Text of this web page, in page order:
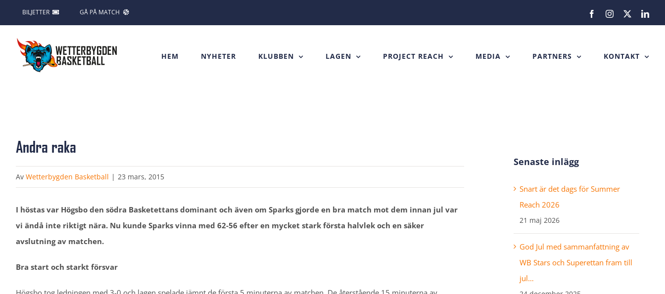
Fortsätt
till
innehållet
BILJETTER GÅ PÅ MATCH FacebookInstagram
HEM NYHETER KLUBBEN LAGEN PROJECT REACH MEDIA PARTNERS KONTAKT
Andra raka
Av Wetterbygden Basketball | 23 mars, 2015
I höstas var Högsbo den södra Basketettans dominant och även om Sparks gjorde en bra match mot dem innan jul var
vi ändå inte riktigt nära. Nu kunde Sparks vinna med 62-56 efter en mycket stark första halvlek och en säker
avslutning av matchen.
Bra start och starkt försvar
Senaste inlägg
Snart är det dags för Summer
Reach 2026
21 maj 2026
God Jul med sammanfattning av
WB Stars och Superettan fram till
jul…